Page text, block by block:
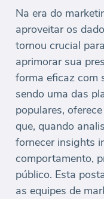
Na era do
aproveitar os
tornou crucial
aprimorar sua
forma eficaz com
sendo uma das
populares,
que, quando
fornecer insights
comportamento,
público. Esta
as equipes de